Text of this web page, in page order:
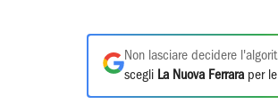
Non lasciare decidere
scegli La Nuova Ferrara per